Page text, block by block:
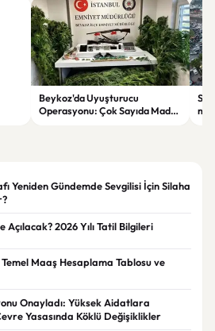
Beykoz'da Uyuşturucu
Operasyonu: Çok Sayıda Madde
Yeniden Gündemde Sevgilisi İçin Silaha
2026 Yılı Tatil Bilgileri
Maaş Hesaplama Tablosu ve
Onayladı: Yüksek Aidatlara
Yasasında Köklü Değişiklikler